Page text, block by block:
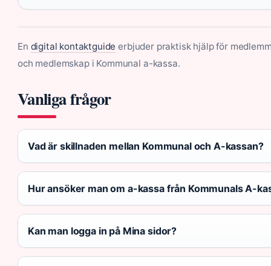
En digital kontaktguide erbjuder praktisk hjälp för
och medlemskap i Kommunal a-kassa.
Vanliga frågor
Vad är skillnaden mellan Kommunal och A-kassan?
Hur ansöker man om a-kassa från Kommunals A-
Kan man logga in på Mina sidor?